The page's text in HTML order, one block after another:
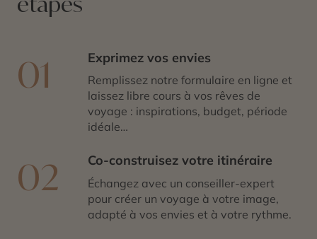
01 Exprimez vos envies
Remplissez notre formulaire en ligne et
laissez libre cours à vos rêves de
voyage : inspirations, budget, période
idéale…
02 Co-construisez votre itinéraire
Échangez avec un conseiller-expert
pour créer un voyage à votre image,
adapté à vos envies et à votre rythme.